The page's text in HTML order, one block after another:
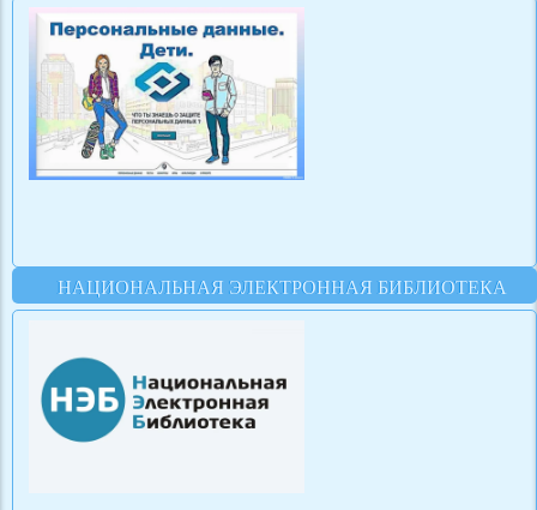
НАЦИОНАЛЬНАЯ ЭЛЕКТРОННАЯ БИБЛИОТЕКА